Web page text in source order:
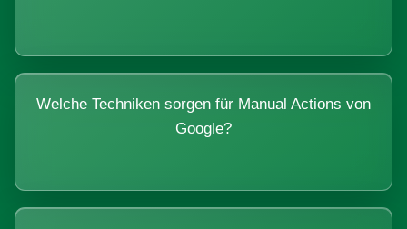
Welche Techniken sorgen für Manual Actions von
Google?